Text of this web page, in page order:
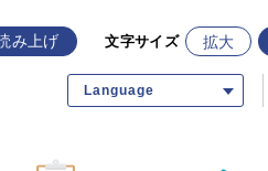
み上げ 文字サイズ 拡大
Language